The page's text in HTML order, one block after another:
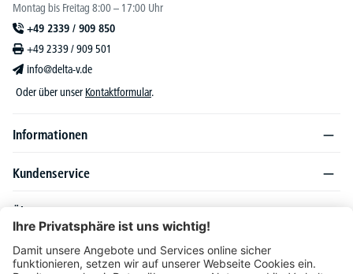
Montag bis Freitag 8:00 – 17:00 Uhr
+49 2339 / 909 850
+49 2339 / 909 501
info@delta-v.de
Oder über unser Kontaktformular.
Informationen
Kundenservice
Über DELTA-V
Produktsortiment